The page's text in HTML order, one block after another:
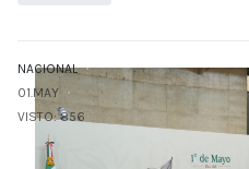
NACIONAL
01.MAY
VISTO: 856